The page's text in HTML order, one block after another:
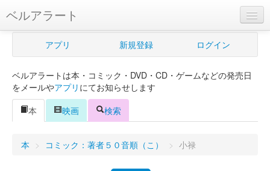
ベルアラート
ベルアラートとは
新規登録
ログイン
アプリ 新規登録 ログイン
ベルアラートは本・コミック・DVD・CD・ゲームなどの発売日
をメールやアプリ にてお知らせします
本
映画 検索
本 > コミック：著者５０音順（こ） > 小禄